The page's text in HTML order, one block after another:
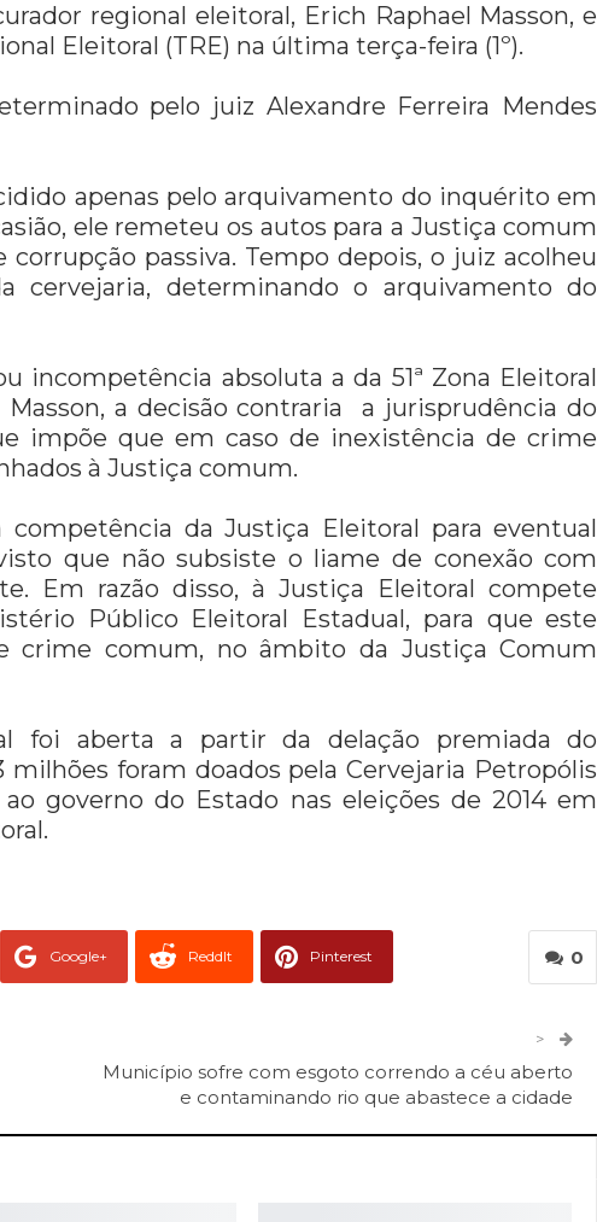
regional eleitoral, Erich Raphael Masson, e
Eleitoral (TRE) na última terça-feira (1º).
pelo juiz Alexandre Ferreira Mendes
apenas pelo arquivamento do inquérito em
ele remeteu os autos para a Justiça comum
passiva. Tempo depois, o juiz acolheu
cervejaria, determinando o arquivamento do
incompetência absoluta a da 51ª Zona Eleitoral
a decisão contraria a jurisprudência do
impõe que em caso de inexistência de crime
à Justiça comum.
competência da Justiça Eleitoral para eventual
que não subsiste o liame de conexão com
Em razão disso, à Justiça Eleitoral compete
Público Eleitoral Estadual, para que este
crime comum, no âmbito da Justiça Comum
foi aberta a partir da delação premiada do
foram doados pela Cervejaria Petropólis
governo do Estado nas eleições de 2014 em
0
Google+ ReddIt Pinterest
>
Município sofre com esgoto correndo a céu aberto
e contaminando rio que abastece a cidade